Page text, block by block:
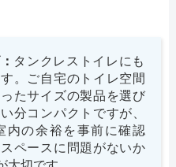
タンクレストイレにも
。ご自宅のトイレ空間
たサイズの製品を選び
分コンパクトですが、
内の余裕を事前に確認
ペースに問題がないか